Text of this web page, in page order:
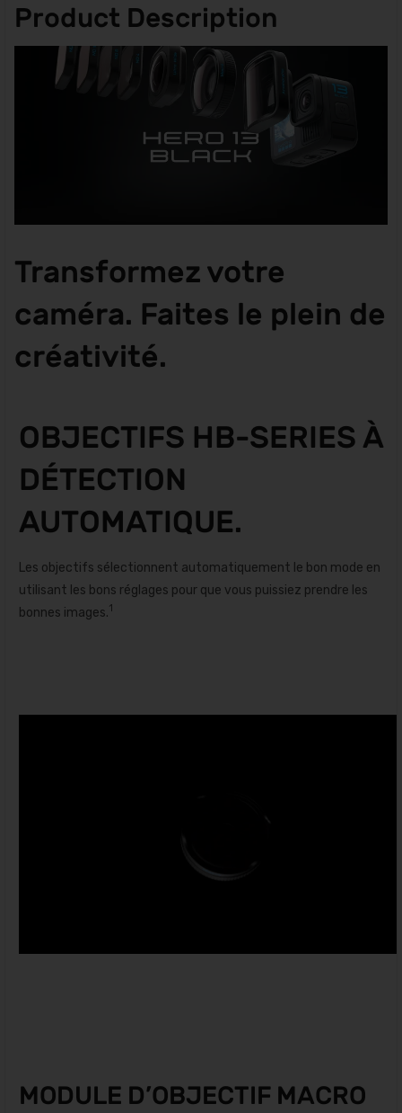
Product Description
Transformez votre
caméra. Faites le plein de
créativité.
OBJECTIFS HB-SERIES À
DÉTECTION
AUTOMATIQUE.
Les objectifs sélectionnent automatiquement le bon mode en
utilisant les bons réglages pour que vous puissiez prendre les
bonnes images.1
MODULE D’OBJECTIF MACRO